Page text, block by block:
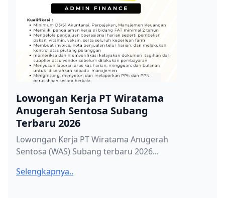
Lowongan Kerja PT Wiratama
Anugerah Sentosa Subang
Terbaru 2026
Lowongan Kerja PT Wiratama Anugerah
Sentosa (WAS) Subang terbaru 2026...
Selengkapnya..